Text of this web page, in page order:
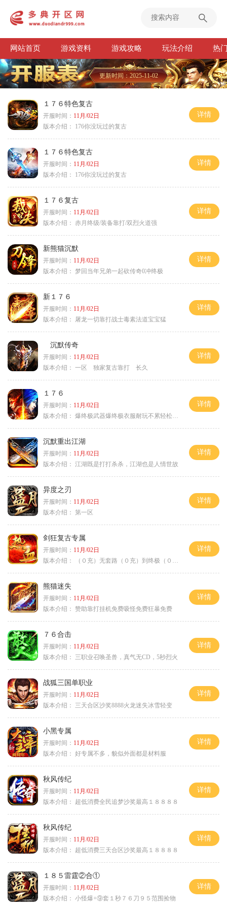
网站首页 游戏资料 游戏攻略 玩法介绍 热
更新时间：2025-11-02
１７６特色复古
开服时间： 11月/02日
版本介绍：
176你没玩过的复古
详情
１７６特色复古
开服时间： 11月/02日
版本介绍：
176你没玩过的复古
详情
１７６复古
开服时间： 11月/02日
版本介绍： 赤月终级/装备靠打/双烈火道强
详情
新熊猫沉默
开服时间： 11月/02日
版本介绍： 梦回当年兄弟一起砍传奇0冲终极
详情
新１７６
开服时间： 11月/02日
版本介绍：
屠龙一切靠打战士毒素法道宝宝猛
详情
沉默传奇
开服时间： 11月/02日
版本介绍： 一区 独家复古靠打 长久
详情
１７６
开服时间： 11月/02日
版本介绍： 爆终极武器爆终极衣服耐玩不累轻松满级
详情
沉默重出江湖
开服时间： 11月/02日
版本介绍： 江湖既是打打杀杀，江湖也是人情世故
详情
异度之刃
开服时间： 11月/02日
版本介绍： 第一区
详情
剑狂复古专属
开服时间： 11月/02日
版本介绍：
（０充）无套路（０充）到终极（０充）爽
详情
熊猫迷失
开服时间： 11月/02日
版本介绍： 赞助靠打挂机免费吸怪免费狂暴免费
详情
７６合击
开服时间： 11月/02日
版本介绍：
三职业召唤圣兽，真气无CD，5秒烈火
详情
战狐三国单职业
开服时间： 11月/02日
版本介绍：
三天合区沙奖8888火龙迷失冰雪轻变
详情
小黑专属
开服时间： 11月/02日
版本介绍： 好专属不多，貌似外面都是材料服
详情
秋风传纪
开服时间： 11月/02日
版本介绍：
超低消费全民追梦沙奖最高１８８８８
详情
秋风传纪
开服时间： 11月/02日
版本介绍：
超低消费三天合区沙奖最高１８８８８
详情
１８５雷霆②合①
开服时间： 11月/02日
版本介绍： 小怪爆+⑨套１秒７６刀９５范围捡物
详情